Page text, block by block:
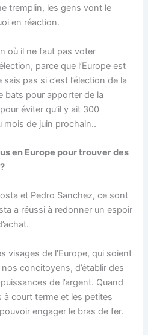
tremplin, les gens vont le
en réaction.
où il ne faut pas voter
parce que l’Europe est
pas si c’est l’élection de la
bats pour apporter de la
éviter qu’il y ait 300
de juin prochain..
en Europe pour trouver des
et Pedro Sanchez, ce sont
a réussi à redonner un espoir
visages de l’Europe, qui soient
nos concitoyens, d’établir des
de l’argent. Quand
à court terme et les petites
engager le bras de fer.